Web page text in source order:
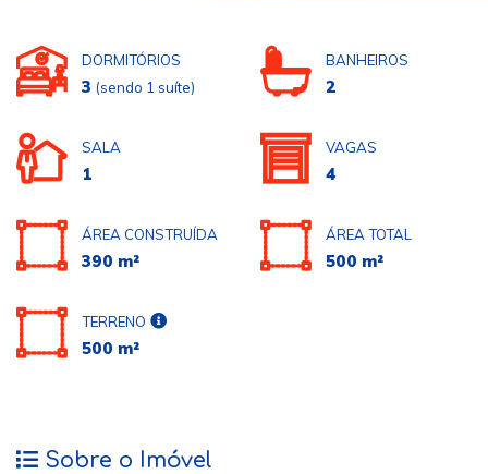
DORMITÓRIOS
3 (sendo 1 suíte)
BANHEIROS
2
SALA
1
VAGAS
4
ÁREA CONSTRUÍDA
390 m²
ÁREA TOTAL
500 m²
TERRENO
500 m²
Sobre o Imóvel